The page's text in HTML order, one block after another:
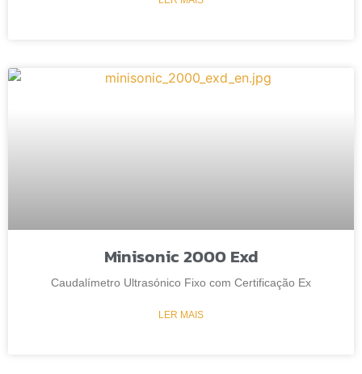
Minisonic 2000 Exd
Caudalímetro Ultrasónico Fixo com Certificação Ex
LER MAIS